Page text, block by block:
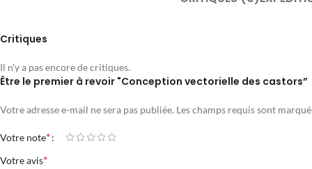
Critiques
Il n'y a pas encore de critiques.
Être le premier à revoir "Conception vectorielle des castors”
Votre adresse e-mail ne sera pas publiée. Les champs requis sont
Votre note*
Votre avis*